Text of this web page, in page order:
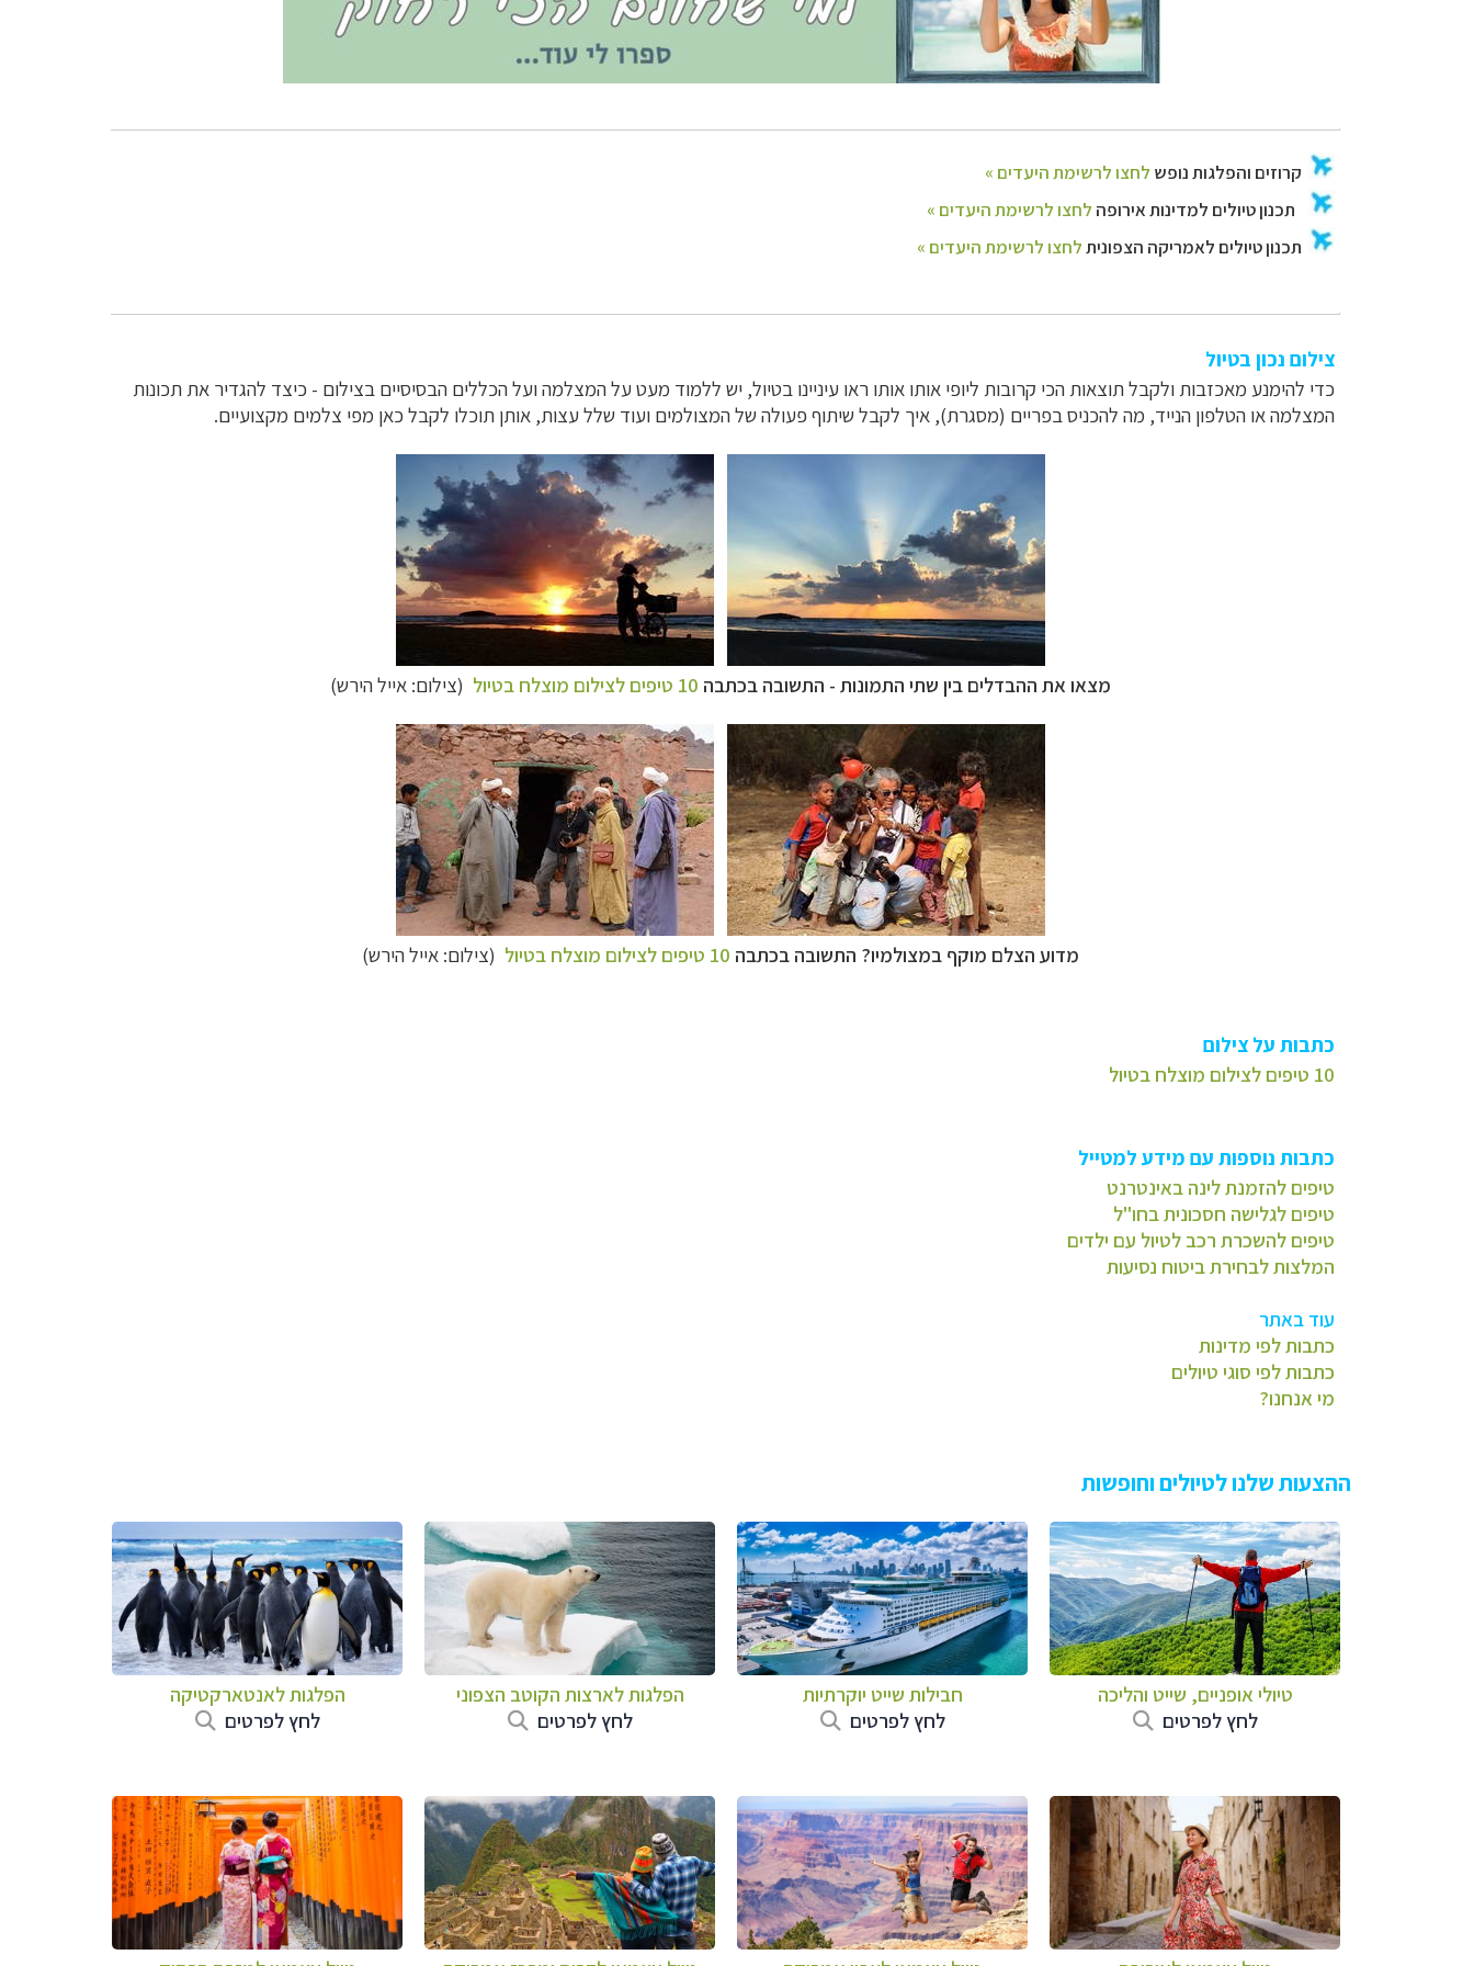
צילום נכון בטיול
כדי להימנע מאכזבות ולקבל תוצאות הכי קרובות ליופי אותו אותו ראו עיניינו בטיול, יש ללמוד מעט על המצלמה ועל הכללים הבסיסיים בצילום - כיצד להגדיר את תכונות
המצלמה או הטלפון הנייד, מה להכניס בפריים (מסגרת), איך לקבל שיתוף פעולה של המצולמים ועוד שלל עצות, אותן תוכלו לקבל כאן מפי צלמים מקצועיים.
מצאו את ההבדלים בין שתי התמונות - התשובה בכתבה 10 טיפים לצילום מוצלח בטיול (צילום: אייל הירש)
מדוע הצלם מוקף במצולמיו? התשובה בכתבה 10 טיפים לצילום מוצלח בטיול (צילום: אייל הירש)
כתבות על צילום
10 טיפים לצילום מוצלח בטיול
כתבות נוספות עם מידע למטייל
טיפים להזמנת לינה באינטרנט
טיפים לגלישה חסכונית בחו"ל
טיפים להשכרת רכב לטיול עם ילדים
המלצות לבחירת ביטוח נסיעות
עוד באתר
כתבות לפי מדינות
כתבות לפי סוגי טיולים
מי אנחנו?
ההצעות שלנו לטיולים וחופשות
טיולי אופניים, שייט והליכה
לחץ לפרטים
חבילות שייט יוקרתיות
לחץ לפרטים
הפלגות לארצות הקוטב הצפוני
לחץ לפרטים
הפלגות לאנטארקטיקה
לחץ לפרטים